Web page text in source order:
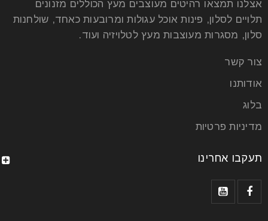
חיפוי קירות בעץ
27
כל מי שמתעניין בחיפויי קירות, עתיד לגלות, שבאפשרותו
לבחור בין לא מעט אפשרויות, הנבדלות אלו מאלו בעיקר
אצלנו תמצאו רהיטים מעוצבים מעץ הכוללים מזנונים
תלויים לסלון, פינות אוכל עגולות ומרובעות כאחד, שולחנות
סלון, מסגרות מעוצבות מעץ לטלויזיה ועוד.
צור קשר
אודותנו
בלוג
מדיניות פרטיות
תעקבו אחרינו